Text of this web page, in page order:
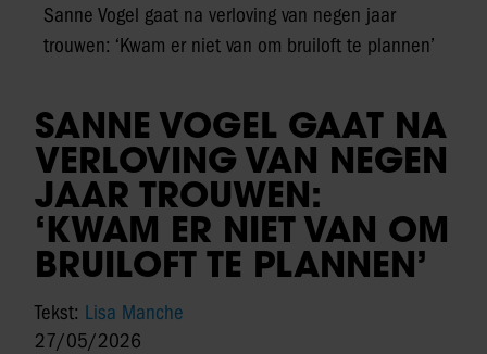
Sanne Vogel gaat na verloving van negen jaar
trouwen: ‘Kwam er niet van om bruiloft te plannen’
SANNE VOGEL GAAT NA
VERLOVING VAN NEGEN
JAAR TROUWEN:
‘KWAM ER NIET VAN OM
BRUILOFT TE PLANNEN’
Tekst: Lisa Manche
27/05/2026